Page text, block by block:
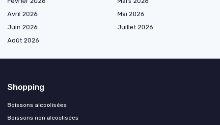
Avril 2026
Mai 2026
Juin 2026
Juillet 2026
Août 2026
Shopping
Boissons alcoolisées
Boissons non alcoolisées